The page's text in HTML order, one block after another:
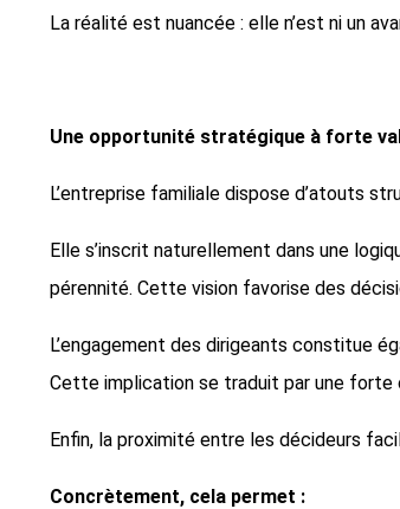
La réalité est nuancée : elle n’est ni un
Une opportunité stratégique à forte
L’entreprise familiale dispose d’atouts
Elle s’inscrit naturellement dans une
pérennité. Cette vision favorise des
L’engagement des dirigeants constitue
Cette implication se traduit par une
Enfin, la proximité entre les décideurs
Concrètement, cela permet :